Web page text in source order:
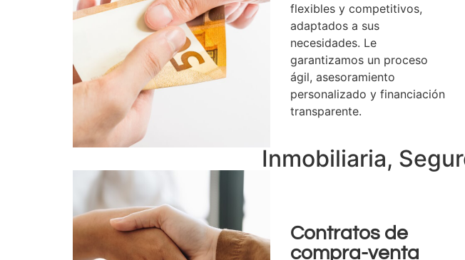
flexibles y competitivos,
adaptados a sus
necesidades. Le
garantizamos un proceso
ágil, asesoramiento
personalizado y financiación
transparente.
Inmobiliaria,
Contratos de
compra-venta